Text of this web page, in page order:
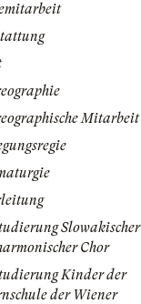
Mitarbeit
Slowakischer
Chor
Kinder der
der Wiener